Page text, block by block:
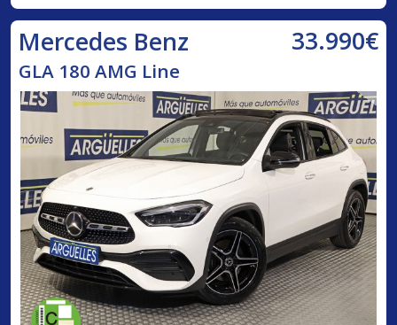
Mercedes Benz 33.990€
GLA 180 AMG Line